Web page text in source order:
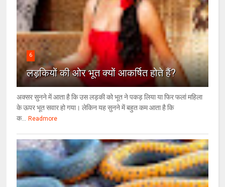
6
लड़कियों की ओर भूत क्‍यों आकर्षित होते हैं?
अक्सर सुनने में आता है कि उस लड़की को भूत ने पकड़ लिया या फिर फलां महिला
के ऊपर भूत सवार हो गया। लेकिन यह सुनने में बहुत कम आता है कि
क...
Readmore